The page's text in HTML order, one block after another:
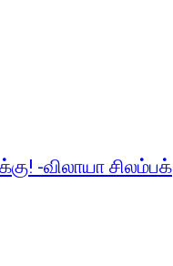
-விலாயா சிலம்பக்